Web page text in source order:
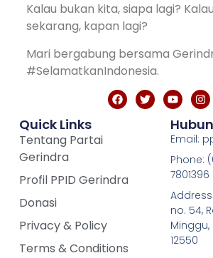
Kalau bukan kita, siapa lagi?
sekarang, kapan lagi?
Mari bergabung bersama
#SelamatkanIndonesia.
Quick Links
Tentang Partai
Gerindra
Profil PPID Gerindra
Donasi
Privacy & Policy
Terms & Conditions
Email:
Phone:
7801396
no. 54,
12550